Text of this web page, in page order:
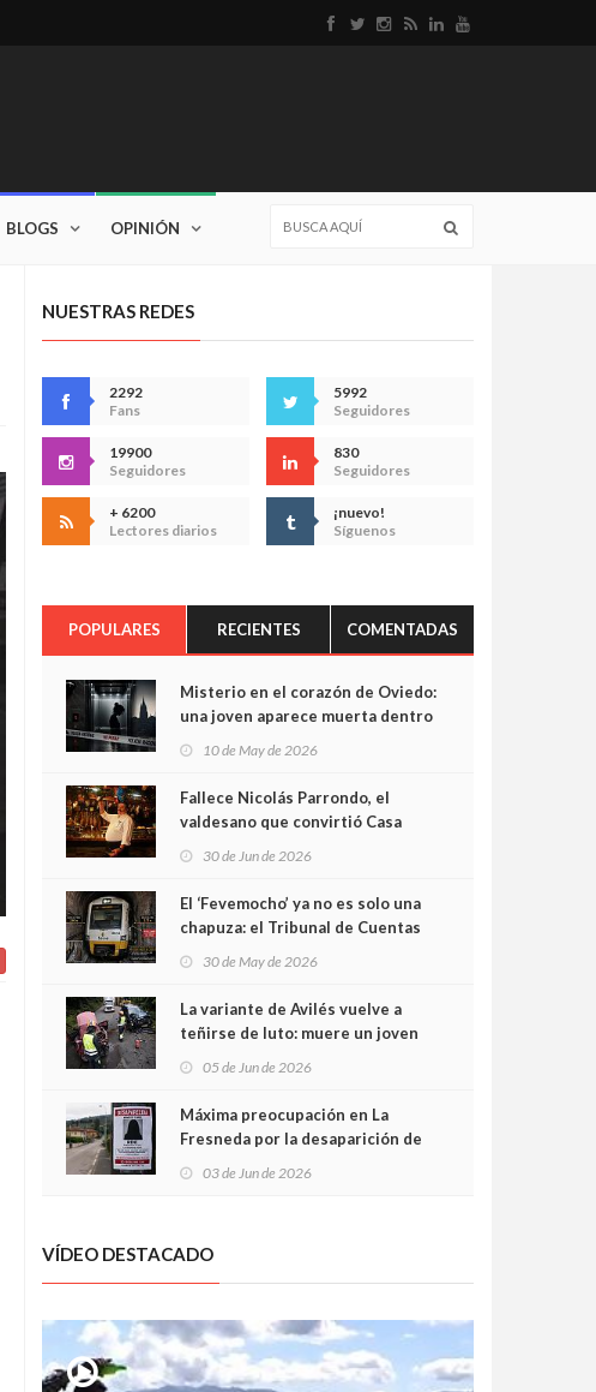
BLOGS OPINIÓN
NUESTRAS REDES
2292
Fans
5992
Seguidores
19900
Seguidores
830
Seguidores
+ 6200
Lectores diarios
¡nuevo!
Síguenos
POPULARES RECIENTES COMENTADAS
Misterio en el corazón de Oviedo:
una joven aparece muerta dentro
cámaras captan sus últimos
minutos
10 de May de 2026
Fallece Nicolás Parrondo, el
valdesano que convirtió Casa
30 de Jun de 2026
El ‘Fevemocho’ ya no es solo una
chapuza: el Tribunal de Cuentas
sobrecoste de los trenes que no
cabían por los túneles
30 de May de 2026
La variante de Avilés vuelve a
teñirse de luto: muere un joven
05 de Jun de 2026
Máxima preocupación en La
Fresneda por la desaparición de
03 de Jun de 2026
VÍDEO DESTACADO